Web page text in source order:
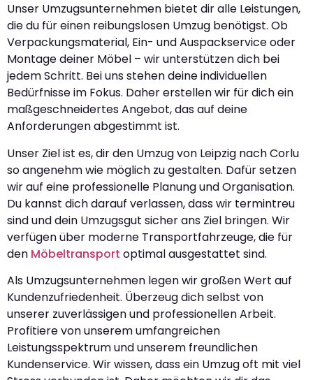
Unser Umzugsunternehmen bietet dir alle Leistungen,
die du für einen reibungslosen Umzug benötigst. Ob
Verpackungsmaterial, Ein- und Auspackservice oder
Montage deiner Möbel – wir unterstützen dich bei
jedem Schritt. Bei uns stehen deine individuellen
Bedürfnisse im Fokus. Daher erstellen wir für dich ein
maßgeschneidertes Angebot, das auf deine
Anforderungen abgestimmt ist.
Unser Ziel ist es, dir den Umzug von Leipzig nach Corlu
so angenehm wie möglich zu gestalten. Dafür setzen
wir auf eine professionelle Planung und Organisation.
Du kannst dich darauf verlassen, dass wir termintreu
sind und dein Umzugsgut sicher ans Ziel bringen. Wir
verfügen über moderne Transportfahrzeuge, die für
den Möbeltransport optimal ausgestattet sind.
Als Umzugsunternehmen legen wir großen Wert auf
Kundenzufriedenheit. Überzeug dich selbst von
unserer zuverlässigen und professionellen Arbeit.
Profitiere von unserem umfangreichen
Leistungsspektrum und unserem freundlichen
Kundenservice. Wir wissen, dass ein Umzug oft mit viel